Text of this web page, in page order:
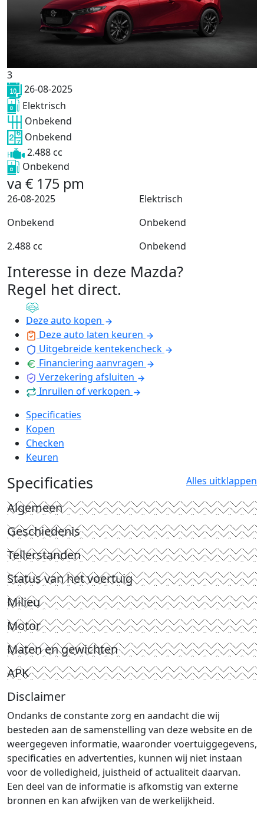
3
26-08-2025
Elektrisch
Onbekend
Onbekend
2.488 cc
Onbekend
va € 175 pm
26-08-2025
Elektrisch
Onbekend
Onbekend
2.488 cc
Onbekend
Interesse in deze Mazda?
Regel het direct.
Deze auto kopen
Deze auto laten keuren
Uitgebreide kentekencheck
Financiering aanvragen
Verzekering afsluiten
Inruilen of verkopen
Specificaties
Kopen
Checken
Keuren
Specificaties Alles uitklappen
Algemeen
Geschiedenis
Tellerstanden
Status van het voertuig
Milieu
Motor
Maten en gewichten
APK
Disclaimer
Ondanks de constante zorg en aandacht die wij
besteden aan de samenstelling van deze website en de
weergegeven informatie, waaronder voertuiggegevens,
specificaties en advertenties, kunnen wij niet instaan
voor de volledigheid, juistheid of actualiteit daarvan.
Een deel van de informatie is afkomstig van externe
bronnen en kan afwijken van de werkelijkheid.